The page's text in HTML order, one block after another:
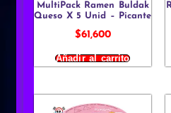
MultiPack Ramen Buldak
Queso X 5 Unid – Picante
$61,600
Añadir al carrito